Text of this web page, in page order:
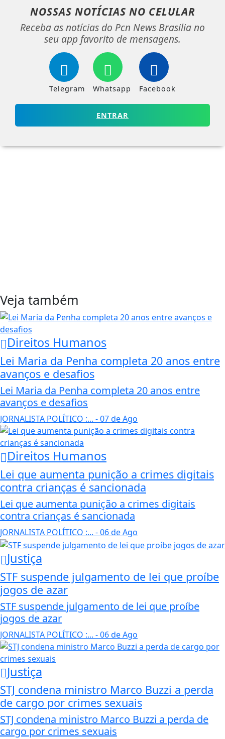
NOSSAS NOTÍCIAS NO CELULAR
Receba as notícias do Pcn News Brasilia no
seu app favorito de mensagens.
Telegram Whatsapp Facebook
ENTRAR
Veja também
Direitos Humanos
Lei Maria da Penha completa 20 anos entre
avanços e desafios
Lei Maria da Penha completa 20 anos entre
avanços e desafios
JORNALISTA POLÍTICO :... - 07 de Ago
Direitos Humanos
Lei que aumenta punição a crimes digitais
contra crianças é sancionada
Lei que aumenta punição a crimes digitais
contra crianças é sancionada
JORNALISTA POLÍTICO :... - 06 de Ago
Justiça
STF suspende julgamento de lei que proíbe
jogos de azar
STF suspende julgamento de lei que proíbe
jogos de azar
JORNALISTA POLÍTICO :... - 06 de Ago
Justiça
STJ condena ministro Marco Buzzi a perda
de cargo por crimes sexuais
STJ condena ministro Marco Buzzi a perda de
cargo por crimes sexuais